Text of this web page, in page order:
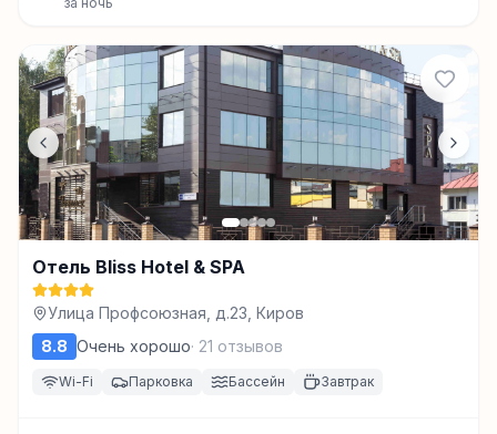
Отель Bliss Hotel & SPA
Улица Профсоюзная, д.23, Киров
8.8 Очень хорошо· 21 отзывов
Wi-Fi Парковка Бассейн Завтрак